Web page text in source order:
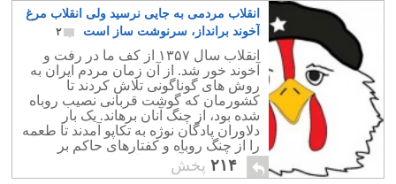
انقلاب مردمی به جایی نرسید ولی انقلاب مرغ
آخوند برانداز، سرنوشت ساز است
۲
انقلاب سال ۱۳۵۷ از کف ما در رفت و
آخوند خور شد. از آن زمان مردم ایران به
روش های گوناگونی تلاش کردند تا
کشورمان که گوشت قربانی نصیب روباه
شده بود، از چنگ آنان برهاند. یک بار
دلاوران پادگان نوژه به تکاپو آمدند تا طعمه
را از چنگ روباه و کفتارهای حاکم بر
کشورمان در آورند، ولی کاری به جایی
نبردند و خود طعمه آنان شدند.
۲۱۴ پخش